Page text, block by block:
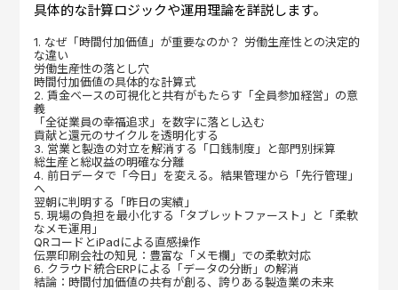
具体的な計算ロジックや運用理論を詳説します。
1. なぜ「時間付加価値」が重要なのか？ 労働生産性との決定的
な違い
労働生産性の落とし穴
時間付加価値の具体的な計算式
2. 賃金ベースの可視化と共有がもたらす「全員参加経営」の意
義
「全従業員の幸福追求」を数字に落とし込む
貢献と還元のサイクルを透明化する
3. 営業と製造の対立を解消する「口銭制度」と部門別採算
総生産と総収益の明確な分離
4. 前日データで「今日」を変える。結果管理から「先行管理」
へ
翌朝に判明する「昨日の実績」
5. 現場の負担を最小化する「タブレットファースト」と「柔軟
なメモ運用」
QRコードとiPadによる直感操作
伝票印刷会社の知見：豊富な「メモ欄」での柔軟対応
6. クラウド統合ERPによる「データの分断」の解消
結論：時間付加価値の共有が創る、誇りある製造業の未来